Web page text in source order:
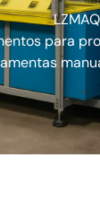
LZMAQ
para